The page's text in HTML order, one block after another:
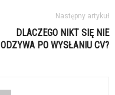
Następny artykuł
DLACZEGO NIKT SIĘ NIE
ODZYWA PO WYSŁANIU CV?